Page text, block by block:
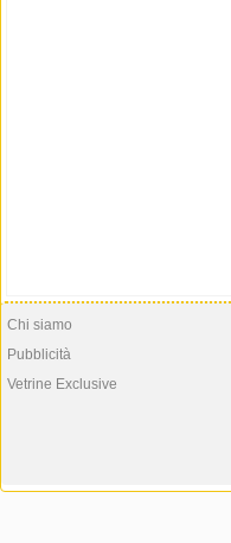
Chi siamo
Pubblicità
Vetrine Exclusive